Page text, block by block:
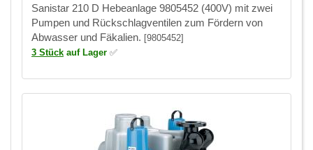
Sanistar 210 D Hebeanlage 9805452 (400V) mit zwei
Pumpen und Rückschlagventilen zum Fördern von
Abwasser und Fäkalien. [9805452]
3 Stück auf Lager ✅